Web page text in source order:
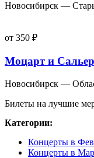
Новосибирск —
от 350 ₽
Моцарт и
Новосибирск —
Билеты на лучшие
Категории:
Концерты в
Концерты в